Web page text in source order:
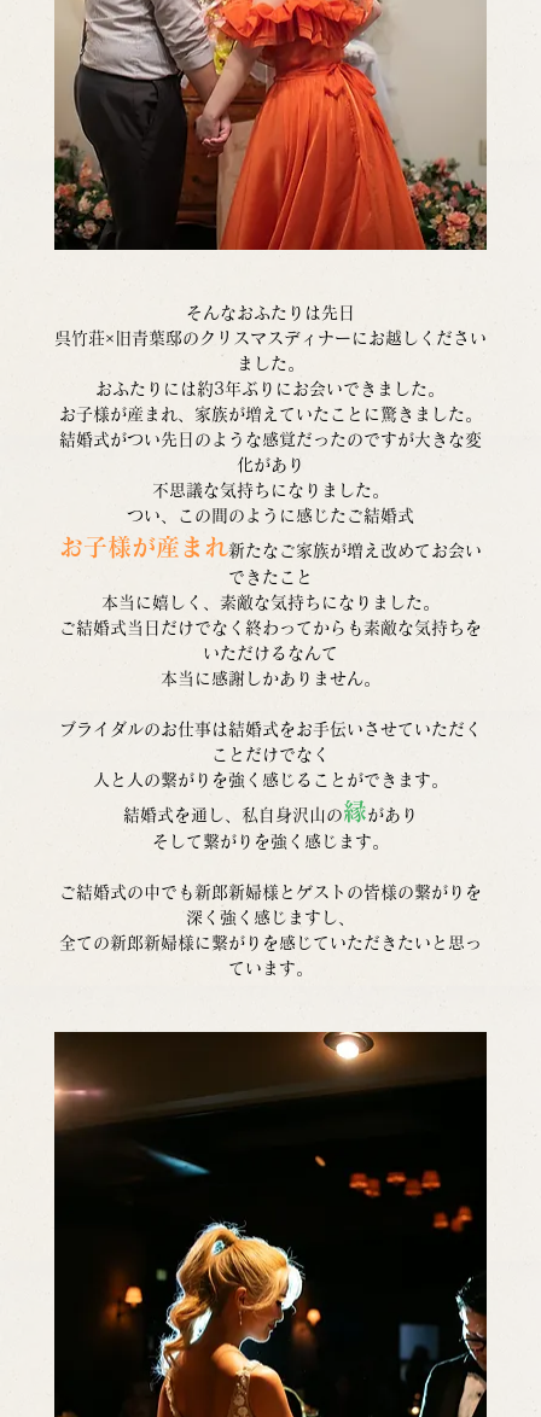
そんなおふたりは先日
呉竹荘×旧青葉邸のクリスマスディナーにお越しください
ました。
おふたりには約3年ぶりにお会いできました。
お子様が産まれ、家族が増えていたことに驚きました。
結婚式がつい先日のような感覚だったのですが大きな変
化があり
不思議な気持ちになりました。
つい、この間のように感じたご結婚式
お子様が産まれ新たなご家族が増え改めてお会い
できたこと
本当に嬉しく、素敵な気持ちになりました。
ご結婚式当日だけでなく終わってからも素敵な気持ちを
いただけるなんて
本当に感謝しかありません。
ブライダルのお仕事は結婚式をお手伝いさせていただく
ことだけでなく
人と人の繋がりを強く感じることができます。
結婚式を通し、私自身沢山の縁があり
そして繋がりを強く感じます。
ご結婚式の中でも新郎新婦様とゲストの皆様の繋がりを
深く強く感じますし、
全ての新郎新婦様に繋がりを感じていただきたいと思っ
ています。